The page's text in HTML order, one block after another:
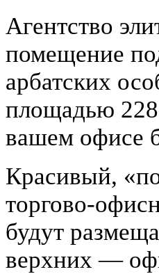
Агентство
помещение
арбатских
площадью
вашем офисе
Красивый,
торгово-
будут
верхних —